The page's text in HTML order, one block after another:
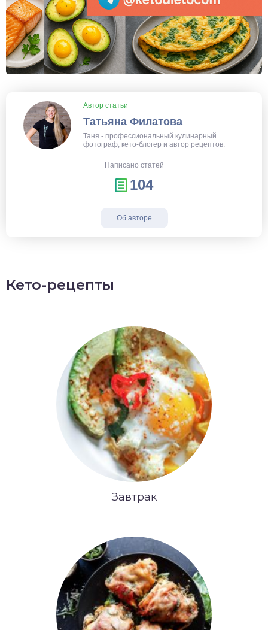
Автор статьи
Татьяна Филатова
Таня - профессиональный кулинарный
фотограф, кето-блогер и автор рецептов.
Написано статей
104
Об авторе
Кето-рецепты
Завтрак